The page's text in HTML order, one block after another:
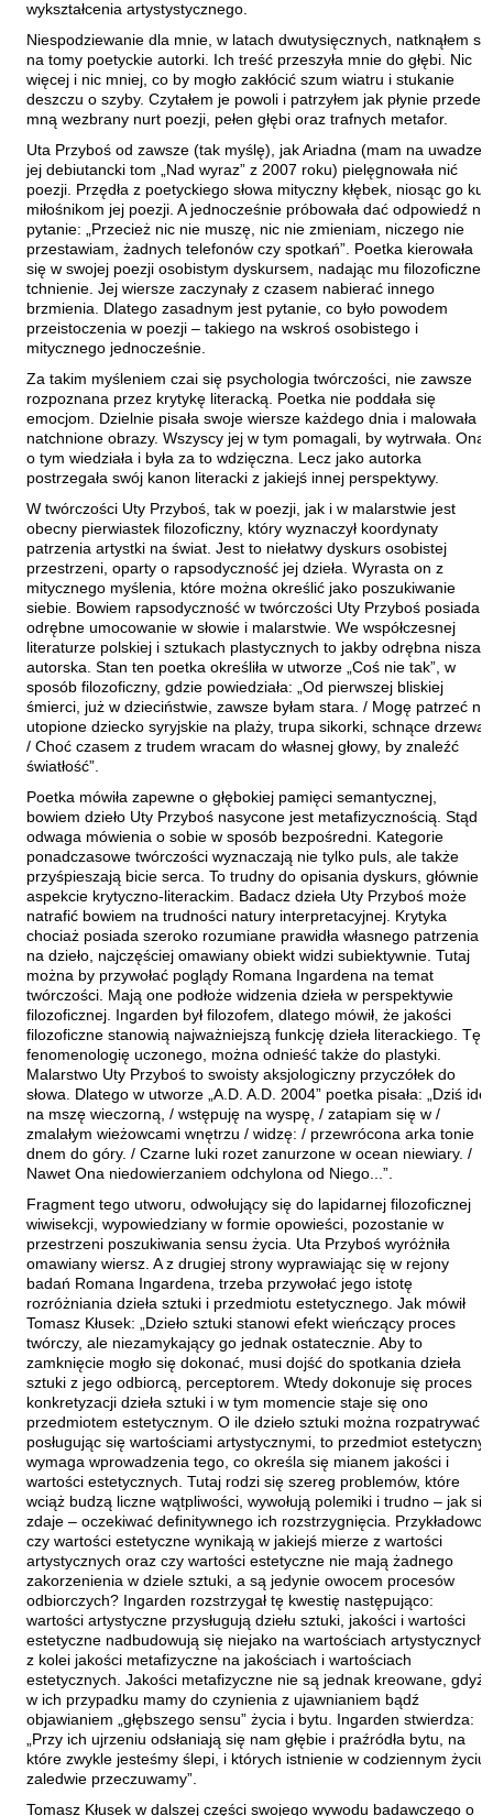
Kierc Bogusław
Klera Wiktoria
Klęczar Wojciech
Kopacki Andrzej
Kosiorowski Zbigniew
Kryszak Janusz
Księżyk Jarosław
Kuźnicki Sławomir
Kyrcz Jr Kazimierz
Latawiec Bogusława
Laufer Paweł
Le Men Yvon
Lech Joanna
Lenc Ryszard
Ligęza Wojciech
Lime Franciszek
Lipiński Zdzisław
Liskowacki Artur Daniel
Liskowacki Konrad
Lisowski Krzysztof
Maciejewski Krzysztof
Maj Marek
Majzel Tomasz
Masłowiecka Agnieszka
Maślanek Jarosław
Matlachowska-Pala Joanna
Michałowski Piotr
Mickiewicz Anna Maria
Mieczysłavsky Rafał
Mirahina Agnieszka
Mrozek Mirosław
Muszer Dariusz
Niewrzęda Krzysztof
Nowakowska Ewa Elżbieta
Nowakowski Cezary
Nowakowski Jakub
Obrąpalska Grażyna
Olak Elżbieta
Olsińska Halszka
Orzeł Paweł
Pacukiewicz Marek
Pawłowski Jakub Michał
Piaskowska-Majzel Mirosława
Pietrzak Tomasz
Pląder Halina
Południak Małgorzata
Przyboś Uta
Przywara Paweł
Rajmus Gustaw
Raszka Helena
Rautman-Szczepańska Agnieszka
Roca Juan Manuel
Ryst Dorota
Samsel Karol
wykształcenia artystystycznego.
Niespodziewanie dla mnie, w latach dwutysięcznych, natknąłem się
na tomy poetyckie autorki. Ich treść przeszyła mnie do głębi. Nic
więcej i nic mniej, co by mogło zakłócić szum wiatru i stukanie
deszczu o szyby. Czytałem je powoli i patrzyłem jak płynie przede
mną wezbrany nurt poezji, pełen głębi oraz trafnych metafor.
Uta Przyboś od zawsze (tak myślę), jak Ariadna (mam na uwadze
jej debiutancki tom „Nad wyraz” z 2007 roku) pielęgnowała nić
poezji. Przędła z poetyckiego słowa mityczny kłębek, niosąc go ku
miłośnikom jej poezji. A jednocześnie próbowała dać odpowiedź na
pytanie: „Przecież nic nie muszę, nic nie zmieniam, niczego nie
przestawiam, żadnych telefonów czy spotkań”. Poetka kierowała
się w swojej poezji osobistym dyskursem, nadając mu filozoficzne
tchnienie. Jej wiersze zaczynały z czasem nabierać innego
brzmienia. Dlatego zasadnym jest pytanie, co było powodem
przeistoczenia w poezji – takiego na wskroś osobistego i
mitycznego jednocześnie.
Za takim myśleniem czai się psychologia twórczości, nie zawsze
rozpoznana przez krytykę literacką. Poetka nie poddała się
emocjom. Dzielnie pisała swoje wiersze każdego dnia i malowała
natchnione obrazy. Wszyscy jej w tym pomagali, by wytrwała. Ona
o tym wiedziała i była za to wdzięczna. Lecz jako autorka
postrzegała swój kanon literacki z jakiejś innej perspektywy.
W twórczości Uty Przyboś, tak w poezji, jak i w malarstwie jest
obecny pierwiastek filozoficzny, który wyznaczył koordynaty
patrzenia artystki na świat. Jest to niełatwy dyskurs osobistej
przestrzeni, oparty o rapsodyczność jej dzieła. Wyrasta on z
mitycznego myślenia, które można określić jako poszukiwanie
siebie. Bowiem rapsodyczność w twórczości Uty Przyboś posiada
odrębne umocowanie w słowie i malarstwie. We współczesnej
literaturze polskiej i sztukach plastycznych to jakby odrębna nisza
autorska. Stan ten poetka określiła w utworze „Coś nie tak”, w
sposób filozoficzny, gdzie powiedziała: „Od pierwszej bliskiej
śmierci, już w dzieciństwie, zawsze byłam stara. / Mogę patrzeć na
utopione dziecko syryjskie na plaży, trupa sikorki, schnące drzewa.
/ Choć czasem z trudem wracam do własnej głowy, by znaleźć
światłość”.
Poetka mówiła zapewne o głębokiej pamięci semantycznej,
bowiem dzieło Uty Przyboś nasycone jest metafizycznością. Stąd
odwaga mówienia o sobie w sposób bezpośredni. Kategorie
ponadczasowe twórczości wyznaczają nie tylko puls, ale także
przyśpieszają bicie serca. To trudny do opisania dyskurs, głównie w
aspekcie krytyczno-literackim. Badacz dzieła Uty Przyboś może
natrafić bowiem na trudności natury interpretacyjnej. Krytyka
chociaż posiada szeroko rozumiane prawidła własnego patrzenia
na dzieło, najczęściej omawiany obiekt widzi subiektywnie. Tutaj
można by przywołać poglądy Romana Ingardena na temat
twórczości. Mają one podłoże widzenia dzieła w perspektywie
filozoficznej. Ingarden był filozofem, dlatego mówił, że jakości
filozoficzne stanowią najważniejszą funkcję dzieła literackiego. Tę
fenomenologię uczonego, można odnieść także do plastyki.
Malarstwo Uty Przyboś to swoisty aksjologiczny przyczółek do
słowa. Dlatego w utworze „A.D. A.D. 2004” poetka pisała: „Dziś idę
na mszę wieczorną, / wstępuję na wyspę, / zatapiam się w /
zmalałym wieżowcami wnętrzu / widzę: / przewrócona arka tonie
dnem do góry. / Czarne luki rozet zanurzone w ocean niewiary. /
Nawet Ona niedowierzaniem odchylona od Niego...”.
Fragment tego utworu, odwołujący się do lapidarnej filozoficznej
wiwisekcji, wypowiedziany w formie opowieści, pozostanie w
przestrzeni poszukiwania sensu życia. Uta Przyboś wyróżniła
omawiany wiersz. A z drugiej strony wyprawiając się w rejony
badań Romana Ingardena, trzeba przywołać jego istotę
rozróżniania dzieła sztuki i przedmiotu estetycznego. Jak mówił
Tomasz Kłusek: „Dzieło sztuki stanowi efekt wieńczący proces
twórczy, ale niezamykający go jednak ostatecznie. Aby to
zamknięcie mogło się dokonać, musi dojść do spotkania dzieła
sztuki z jego odbiorcą, perceptorem. Wtedy dokonuje się proces
konkretyzacji dzieła sztuki i w tym momencie staje się ono
przedmiotem estetycznym. O ile dzieło sztuki można rozpatrywać,
posługując się wartościami artystycznymi, to przedmiot estetyczny
wymaga wprowadzenia tego, co określa się mianem jakości i
wartości estetycznych. Tutaj rodzi się szereg problemów, które
wciąż budzą liczne wątpliwości, wywołują polemiki i trudno – jak się
zdaje – oczekiwać definitywnego ich rozstrzygnięcia. Przykładowo:
czy wartości estetyczne wynikają w jakiejś mierze z wartości
artystycznych oraz czy wartości estetyczne nie mają żadnego
zakorzenienia w dziele sztuki, a są jedynie owocem procesów
odbiorczych? Ingarden rozstrzygał tę kwestię następująco:
wartości artystyczne przysługują dziełu sztuki, jakości i wartości
estetyczne nadbudowują się niejako na wartościach artystycznych,
z kolei jakości metafizyczne na jakościach i wartościach
estetycznych. Jakości metafizyczne nie są jednak kreowane, gdyż
w ich przypadku mamy do czynienia z ujawnianiem bądź
objawianiem „głębszego sensu” życia i bytu. Ingarden stwierdza:
„Przy ich ujrzeniu odsłaniają się nam głębie i praźródła bytu, na
które zwykle jesteśmy ślepi, i których istnienie w codziennym życiu
zaledwie przeczuwamy”.
Tomasz Kłusek w dalszej części swojego wywodu badawczego o